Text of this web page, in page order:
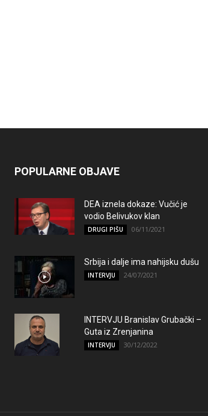
POPULARNE OBJAVE
DEA iznela dokaze: Vučić je
vodio Belivukov klan
DRUGI PIŠU 06/11/2021
Srbija i dalje ima nahijsku dušu
INTERVJU 24/07/2021
INTERVJU Branislav Grubački –
Guta iz Zrenjanina
INTERVJU 30/12/2022